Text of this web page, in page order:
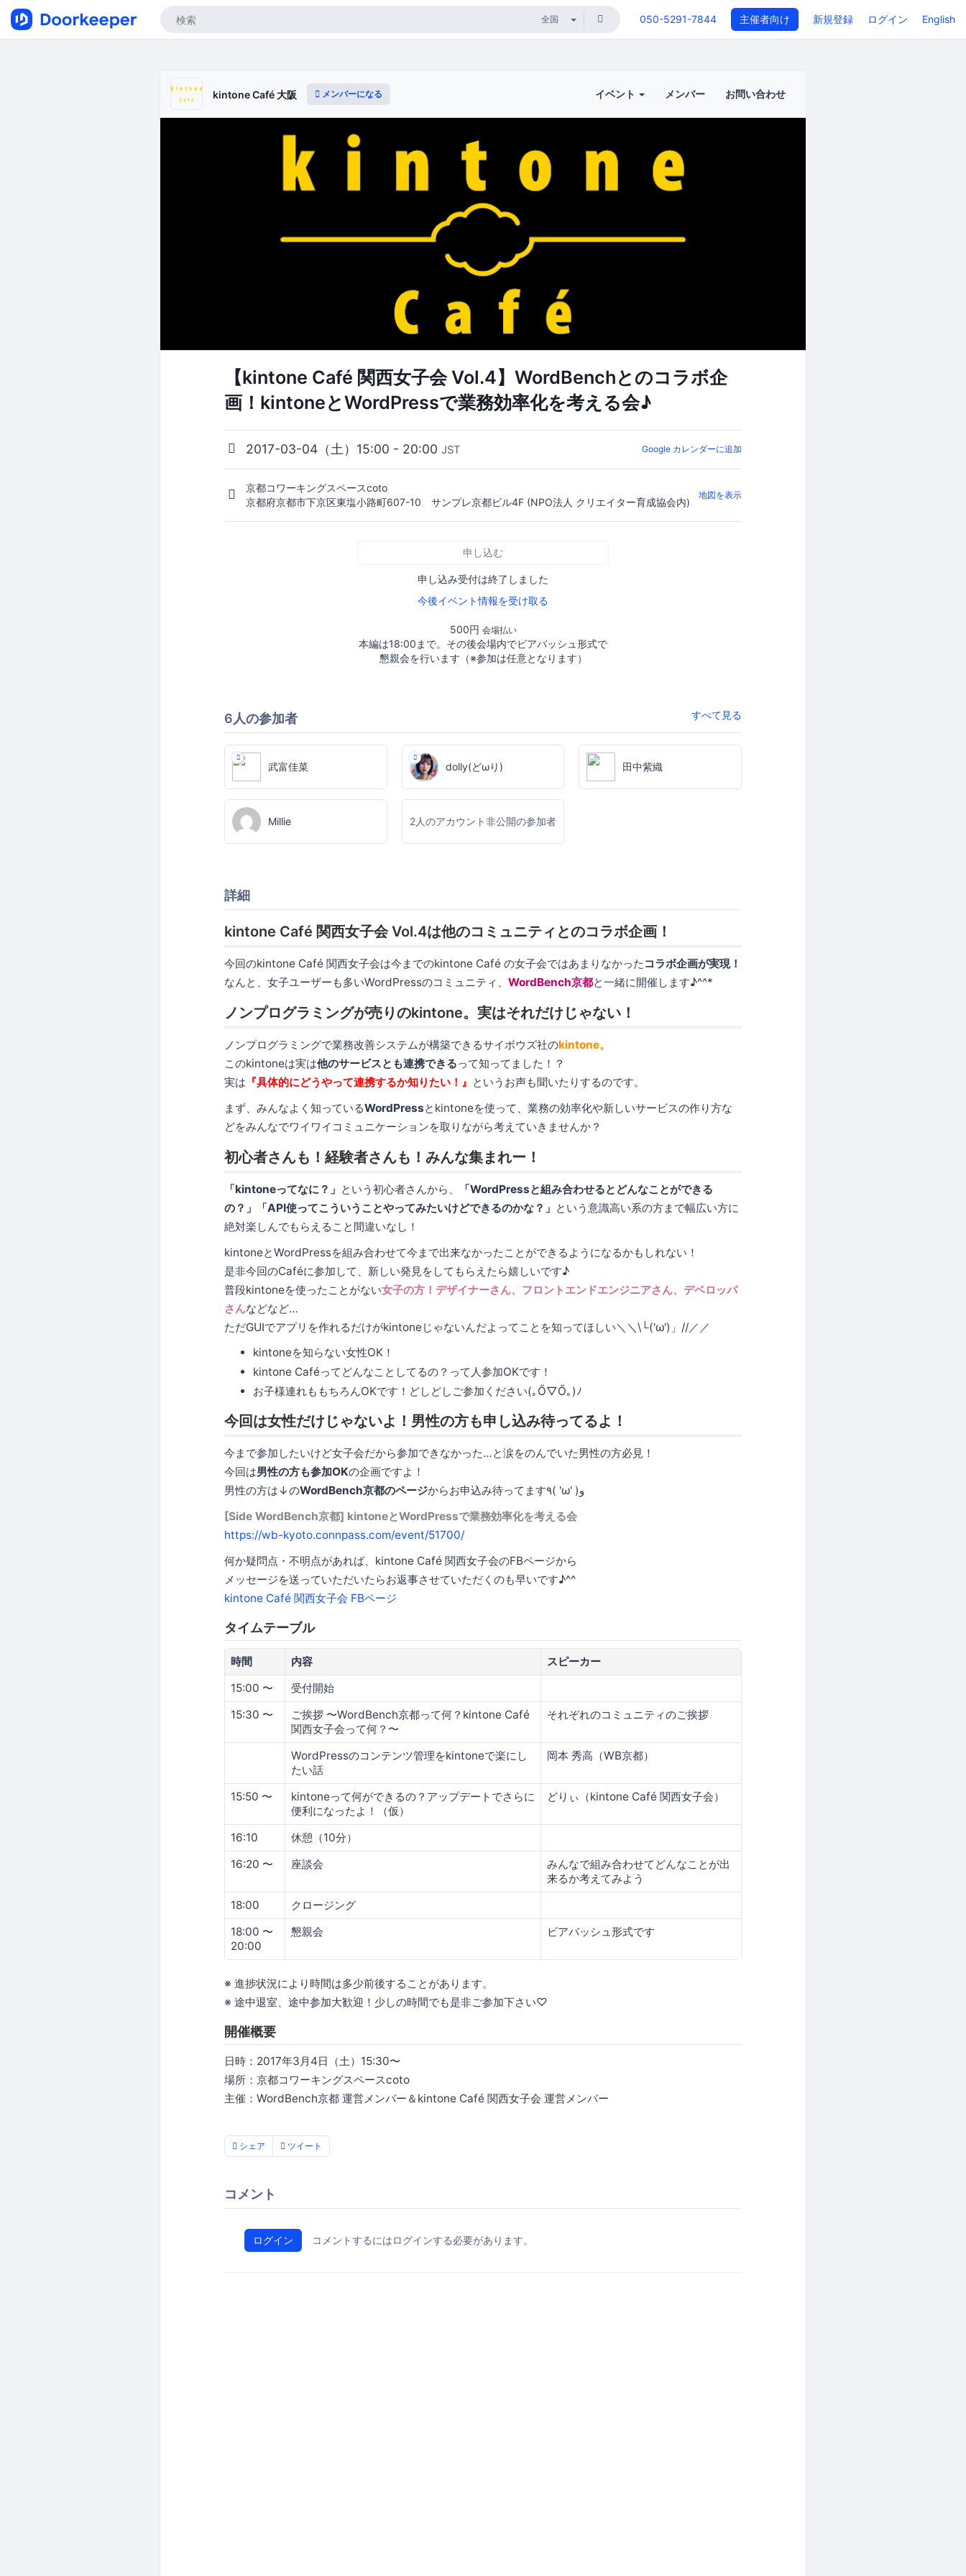
050-5291-7844 主催者向け 新規登録 ログイン English
kintone Café 大阪 メンバーになる イベント メンバー お問い合わせ
【kintone Café 関西女子会 Vol.4】WordBenchとのコラボ企
画！kintoneとWordPressで業務効率化を考える会♪
2017-03-04（土）15:00 - 20:00 JST Google カレンダーに追加
京都コワーキングスペースcoto
京都府京都市下京区東塩小路町607-10 サンプレ京都ビル4F (NPO法人 クリエイター育成協会内)
地図を表示
申し込む
申し込み受付は終了しました
今後イベント情報を受け取る
500円 会場払い
本編は18:00まで。その後会場内でビアバッシュ形式で
懇親会を行います（※参加は任意となります）
6人の参加者 すべて見る
武富佳菜 dolly(どωり) 田中紫織
Millie 2人のアカウント非公開の参加者
詳細
kintone Café 関西女子会 Vol.4は他のコミュニティとのコラボ企画！
今回のkintone Café 関西女子会は今までのkintone Café の女子会ではあまりなかった コラボ企画が実現！
なんと、女子ユーザーも多いWordPressのコミュニティ、 WordBench京都と一緒に開催します♪^^*
ノンプログラミングが売りのkintone。実はそれだけじゃない！
ノンプログラミングで業務改善システムが構築できるサイボウズ社のkintone。
このkintoneは実は他のサービスとも連携できるって知ってました！？
実は 『具体的にどうやって連携するか知りたい！』 というお声も聞いたりするのです。
まず、みんなよく知っているWordPressとkintoneを使って、業務の効率化や新しいサービスの作り方な
どをみんなでワイワイコミュニケーションを取りながら考えていきませんか？
初心者さんも！経験者さんも！みんな集まれー！
「kintoneってなに？」 という初心者さんから、
「WordPressと組み合わせるとどんなことができる
の？」「API使ってこういうことやってみたいけどできるのかな？」 という意識高い系の方まで幅広い方に
絶対楽しんでもらえること間違いなし！
kintoneとWordPressを組み合わせて今まで出来なかったことができるようになるかもしれない！
是非今回のCaféに参加して、新しい発見をしてもらえたら嬉しいです♪
普段kintoneを使ったことがない女子の方！デザイナーさん、フロントエンドエンジニアさん、デベロッパ
さんなどなど…
ただGUIでアプリを作れるだけがkintoneじゃないんだよってことを知ってほしい＼＼\└('ω')」//／／
kintoneを知らない女性OK！
kintone Caféってどんなことしてるの？って人参加OKです！
お子様連れももちろんOKです！どしどしご参加ください(｡Ő▽Ő｡)ﾉ
今回は女性だけじゃないよ！男性の方も申し込み待ってるよ！
今まで参加したいけど女子会だから参加できなかった…と涙をのんでいた男性の方必見！
今回は男性の方も参加OKの企画ですよ！
男性の方は↓のWordBench京都のページ
からお申込み待ってます٩( 'ω' )و
[Side WordBench京都] kintoneとWordPressで業務効率化を考える会
https://wb-kyoto.connpass.com/event/51700/
何か疑問点・不明点があれば、kintone Café 関西女子会のFBページから
メッセージを送っていただいたらお返事させていただくのも早いです♪^^
kintone Café 関西女子会 FBページ
タイムテーブル
時間 内容
スピーカー
15:00 〜
受付開始
15:30 〜
ご挨拶 〜WordBench京都って何？kintone Café
関西女子会って何？〜
それぞれのコミュニティのご挨拶
WordPressのコンテンツ管理をkintoneで楽にし
たい話
岡本 秀高（WB京都）
15:50 〜
kintoneって何ができるの？アップデートでさらに
便利になったよ！（仮）
どりぃ（kintone Café 関西女子会）
16:10
休憩（10分）
16:20 〜
座談会
みんなで組み合わせてどんなことが出
来るか考えてみよう
18:00
クロージング
18:00 〜
20:00
懇親会 ビアバッシュ形式です
※ 進捗状況により時間は多少前後することがあります。
※ 途中退室、途中参加大歓迎！少しの時間でも是非ご参加下さい♡
開催概要
日時：2017年3月4日（土）15:30〜
場所：京都コワーキングスペースcoto
主催：WordBench京都 運営メンバー＆kintone Café 関西女子会 運営メンバー
シェア ツイート
コメント
ログイン コメントするにはログインする必要があります。